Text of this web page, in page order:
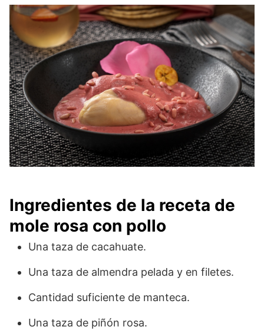
Ingredientes de la receta de
mole rosa con pollo
Una taza de cacahuate.
Una taza de almendra pelada y en filetes.
Cantidad suficiente de manteca.
Una taza de piñón rosa.